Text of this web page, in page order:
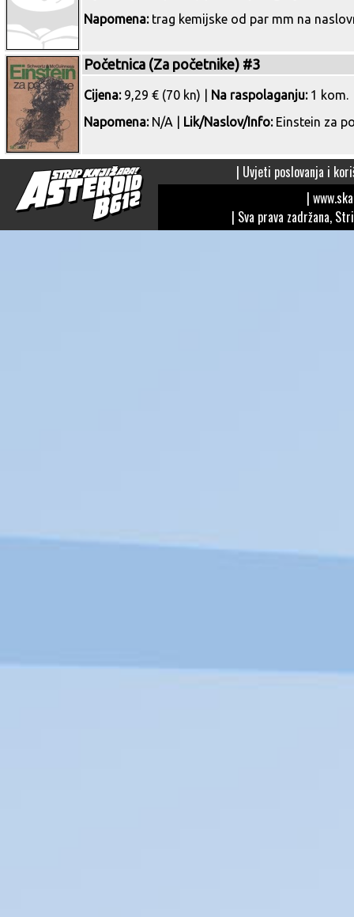
Napomena:trag kemijske od par mm na
Početnica (Za početnike) #3
Cijena:9,29 € (70 kn) | Na raspolaganju:1 kom.
Napomena:N/A | Lik/Naslov/Info:Einstein za
| Uvjeti poslovanja i
|
| Sva prava zadržana,